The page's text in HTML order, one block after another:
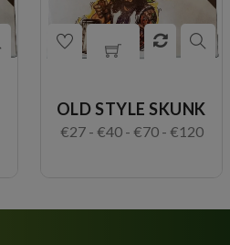
OLD STYLE SKUNK
€27 - €40 - €70 - €120